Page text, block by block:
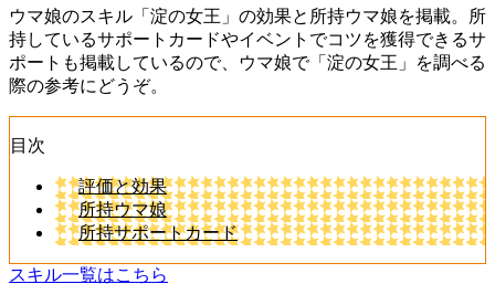
ウマ娘のスキル「淀の女王」の効果と所持ウマ娘を掲載。所
持しているサポートカードやイベントでコツを獲得できるサ
ポートも掲載しているので、ウマ娘で「淀の女王」を調べる
際の参考にどうぞ。
目次
評価と効果
所持ウマ娘
所持サポートカード
スキル一覧はこちら